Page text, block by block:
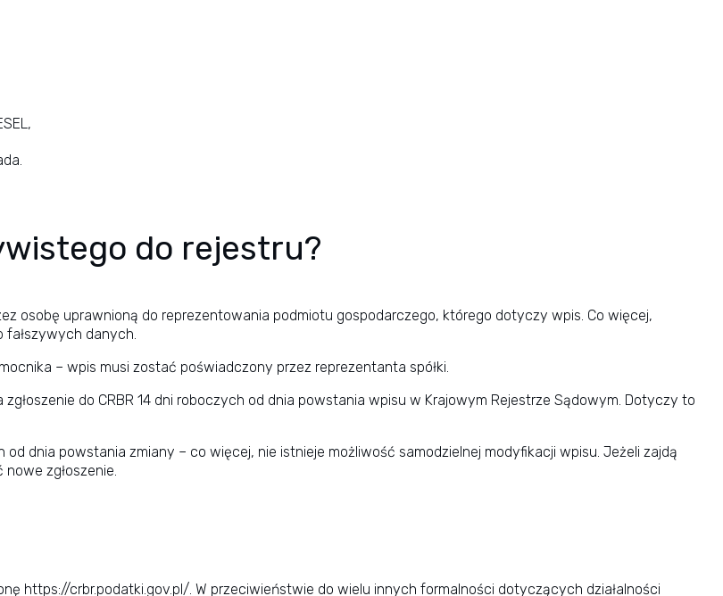
do rejestru?
osobę uprawnioną do reprezentowania podmiotu gospodarczego, którego dotyczy wpis. Co więcej,
fałszywych danych.
– wpis musi zostać poświadczony przez reprezentanta spółki.
do CRBR 14 dni roboczych od dnia powstania wpisu w Krajowym Rejestrze Sądowym. Dotyczy to
dnia powstania zmiany – co więcej, nie istnieje możliwość samodzielnej modyfikacji wpisu. Jeżeli zajdą
zgłoszenie.
https://crbr.podatki.gov.pl/. W przeciwieństwie do wielu innych formalności dotyczących działalności